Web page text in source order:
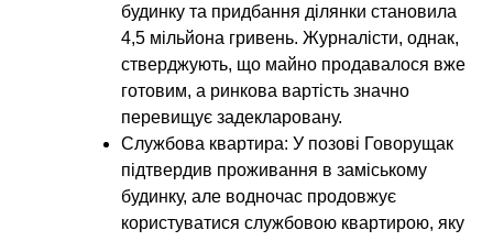
будинку та придбання ділянки становила
4,5 мільйона гривень. Журналісти, однак,
стверджують, що майно продавалося вже
готовим, а ринкова вартість значно
перевищує задекларовану.
Службова квартира: У позові Говорущак
підтвердив проживання в заміському
будинку, але водночас продовжує
користуватися службовою квартирою, яку